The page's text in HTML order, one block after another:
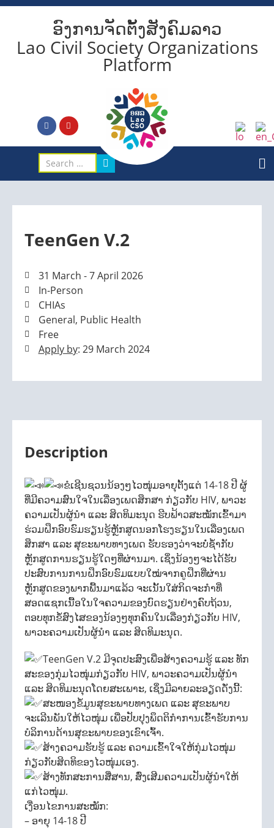
ອົງການຈັດຕັ້ງສັງຄົມລາວ
Lao Civil Society Organizations
Platform
TeenGen V.2
31 March - 7 April 2026
In-Person
CHIAs
General, Public Health
Free
Apply by: 29 March 2024
Description
ຂໍເຊີນຊວນນ້ອງໆໄວໜຸ່ມອາຍຸຕັ້ງແຕ່ 14-18 ປີ ຜູ້
ທີ່ມີຄວາມສົນໃຈໃນເລື່ອງເພດສຶກສາ ກ່ຽວກັບ HIV, ພາວະ
ຄວາມເປັນຜູ້ນໍາ ແລະ ສິດທິມະນຸດ ຮີບຟ້າວສະໝັກເຂົ້າມາ
ຮ່ວມຝຶກອົບຮົມຮຽນຮູ້ຫຼັກສູດນອກໂຮງຮຽນໃນເລື່ອງເພດ
ສຶກສາ ແລະ ສຸຂະພາບທາງເພດ ຮັບຮອງວ່າຈະບໍ່ຊ້ຳກັບ
ຫຼັກສູດການຮຽນຮູ້ໃດໆທີ່ຜ່ານມາ. ເຊິ່ງນ້ອງໆຈະໄດ້ຮັບ
ປະສົບການການຝຶກອົບຮົມແບບໃໝ່ຈາກຄູຝຶກທີ່ຜ່ານ
ຫຼັກສູດຂອງພາກພື້ນມາແລ້ວ ຈະເນັ້ນໃສ່ກິດຈະກໍາທີ່
ສອດແຊກເນື້ອໃນໃຈຄວາມຂອງບົດຮຽນຢ່າງຄົບຖ້ວນ,
ຕອບທຸກຂໍ້ສົງໄສຂອງນ້ອງໆທຸກຄົນໃນເລື່ອງກ່ຽວກັບ HIV,
ພາວະຄວາມເປັນຜູ້ນໍາ ແລະ ສິດທິມະນຸດ.
TeenGen V.2 ມີຈຸດປະສົງເພື່ອສ້າງຄວາມຮູ້ ແລະ ທັກ
ສະຂອງກຸ່ມໄວໜຸ່ມກ່ຽວກັບ HIV, ພາວະຄວາມເປັນຜູ້ນໍາ
ແລະ ສິດທິມະນຸດໂດຍສະເພາະ, ເຊິ່ງມີລາຍລະອຽດດັ່ງນີ້:
ສະໜອງຂໍ້ມູນສຸຂະພາບທາງເພດ ແລະ ສຸຂະພາບ
ຈະເລີນພັນໃຫ້ໄວໜຸ່ມ ເພື່ອປັບປຸງພຶດຕິກຳການເຂົ້າຮັບການ
ບໍລິການດ້ານສຸຂະພາບຂອງເຂົາເຈົ້າ.
ສ້າງຄວາມຮັບຮູ້ ແລະ ຄວາມເຂົ້າໃຈໃຫ້ກຸ່ມໄວໜຸ່ມ
ກ່ຽວກັບສິດທິຂອງໄວໜຸ່ມເອງ.
ສ້າງທັກສະການສື່ສານ, ສົ່ງເສີມຄວາມເປັນຜູ້ນໍາໃຫ້
ແກ່ໄວໜຸ່ມ.
ເງື່ອນໄຂການສະໝັກ:
– ອາຍຸ 14-18 ປີ